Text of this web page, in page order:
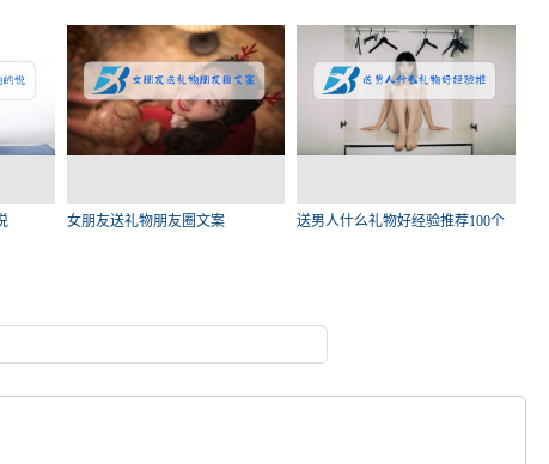
女朋友送礼物朋友圈文案 送男人什么礼物好经验推荐100个